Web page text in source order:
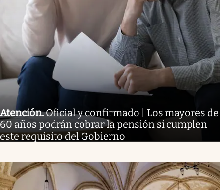
Atención.Oficial y confirmado | Los mayores de
60 años podrán cobrar la pensión si cumplen
este requisito del Gobierno